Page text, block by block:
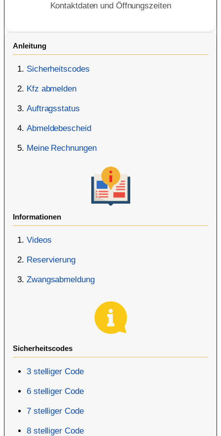
Anleitung
Sicherheitscodes
Kfz abmelden
Auftragsstatus
Abmeldebescheid
Meine Rechnungen
Informationen
Videos
Reservierung
Zwangsabmeldung
Sicherheitscodes
3 stelliger Code
6 stelliger Code
7 stelliger Code
8 stelliger Code
Kontaktdaten und Öffnungszeiten